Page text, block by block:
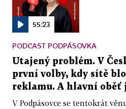
55:23
PODCAST PODPÁSOVKA
Utajený problém. V
první volby, kdy sítě
reklamu. A hlavní oběť
V Podpásovce se tentokrát